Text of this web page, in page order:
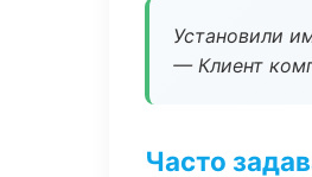
Установили
— Клиент
Часто